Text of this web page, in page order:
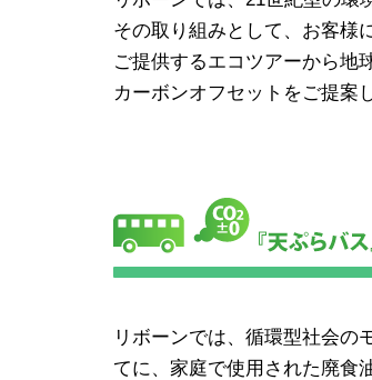
その取り組みとして、お客様
ご提供するエコツアーから地
カーボンオフセットをご提案
リボーンでは、循環型社会の
てに、家庭で使用された廃食